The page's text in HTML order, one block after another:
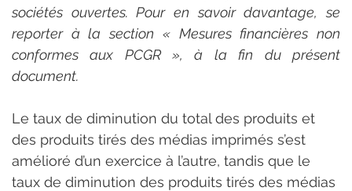
sociétés ouvertes. Pour en savoir davantage, se
reporter à la section « Mesures financières non
conformes aux PCGR », à la fin du présent
document.
Le taux de diminution du total des produits et
des produits tirés des médias imprimés s’est
amélioré d’un exercice à l’autre, tandis que le
taux de diminution des produits tirés des médias